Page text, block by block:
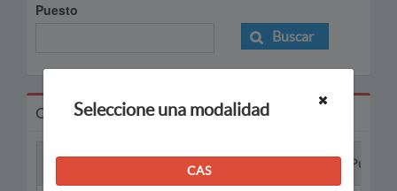
Puesto
Buscar
Convocatorias
Puesto
Seleccione una modalidad
CAS